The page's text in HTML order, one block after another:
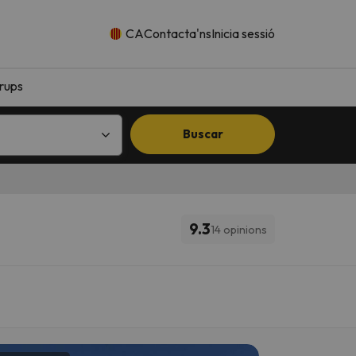
CAContacta'nsInicia sessió
Buscar
9.314 opinions